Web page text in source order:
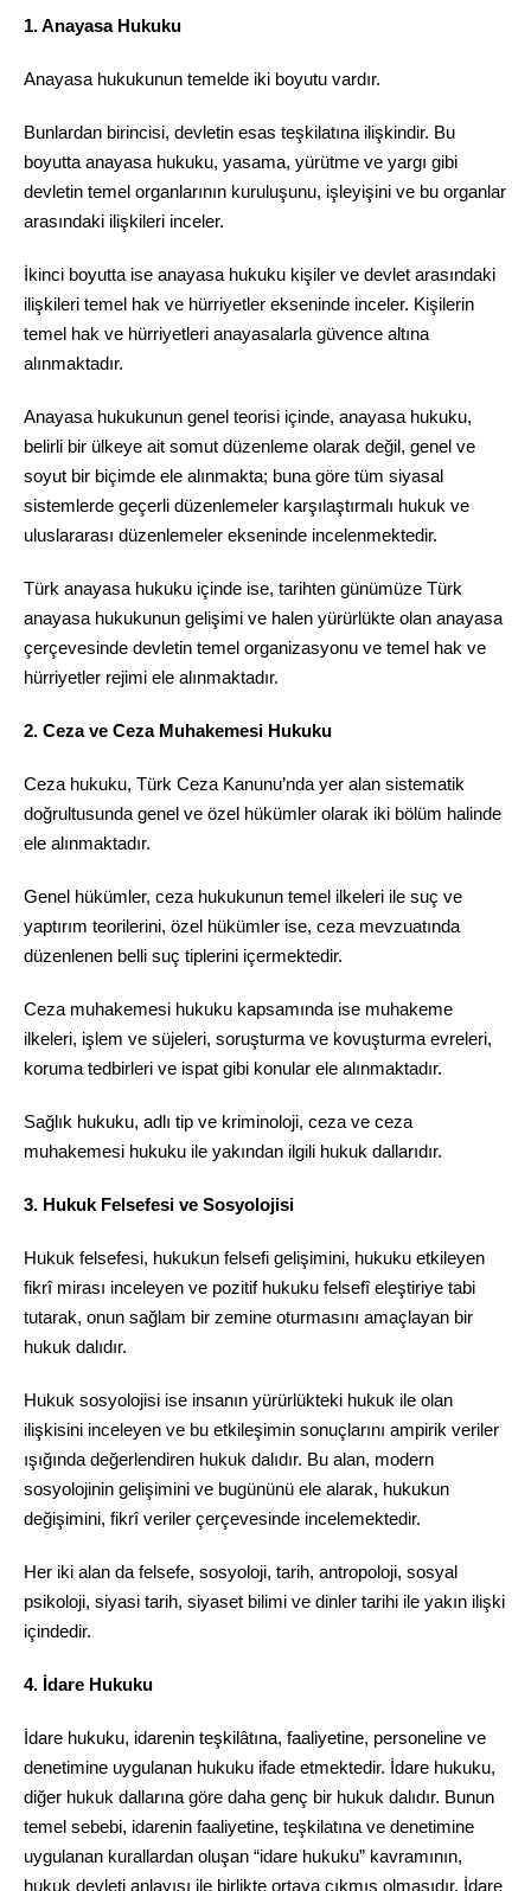
1. Anayasa Hukuku
Anayasa hukukunun temelde iki boyutu vardır.
Bunlardan birincisi, devletin esas teşkilatına ilişkindir. Bu
boyutta anayasa hukuku, yasama, yürütme ve yargı gibi
devletin temel organlarının kuruluşunu, işleyişini ve bu organlar
arasındaki ilişkileri inceler.
İkinci boyutta ise anayasa hukuku kişiler ve devlet arasındaki
ilişkileri temel hak ve hürriyetler ekseninde inceler. Kişilerin
temel hak ve hürriyetleri anayasalarla güvence altına
alınmaktadır.
Anayasa hukukunun genel teorisi içinde, anayasa hukuku,
belirli bir ülkeye ait somut düzenleme olarak değil, genel ve
soyut bir biçimde ele alınmakta; buna göre tüm siyasal
sistemlerde geçerli düzenlemeler karşılaştırmalı hukuk ve
uluslararası düzenlemeler ekseninde incelenmektedir.
Türk anayasa hukuku içinde ise, tarihten günümüze Türk
anayasa hukukunun gelişimi ve halen yürürlükte olan anayasa
çerçevesinde devletin temel organizasyonu ve temel hak ve
hürriyetler rejimi ele alınmaktadır.
2. Ceza ve Ceza Muhakemesi Hukuku
Ceza hukuku, Türk Ceza Kanunu’nda yer alan sistematik
doğrultusunda genel ve özel hükümler olarak iki bölüm halinde
ele alınmaktadır.
Genel hükümler, ceza hukukunun temel ilkeleri ile suç ve
yaptırım teorilerini, özel hükümler ise, ceza mevzuatında
düzenlenen belli suç tiplerini içermektedir.
Ceza muhakemesi hukuku kapsamında ise muhakeme
ilkeleri, işlem ve süjeleri, soruşturma ve kovuşturma evreleri,
koruma tedbirleri ve ispat gibi konular ele alınmaktadır.
Sağlık hukuku, adlı tip ve kriminoloji, ceza ve ceza
muhakemesi hukuku ile yakından ilgili hukuk dallarıdır.
3. Hukuk Felsefesi ve Sosyolojisi
Hukuk felsefesi, hukukun felsefi gelişimini, hukuku etkileyen
fikrî mirası inceleyen ve pozitif hukuku felsefî eleştiriye tabi
tutarak, onun sağlam bir zemine oturmasını amaçlayan bir
hukuk dalıdır.
Hukuk sosyolojisi ise insanın yürürlükteki hukuk ile olan
ilişkisini inceleyen ve bu etkileşimin sonuçlarını ampirik veriler
ışığında değerlendiren hukuk dalıdır. Bu alan, modern
sosyolojinin gelişimini ve bugününü ele alarak, hukukun
değişimini, fikrî veriler çerçevesinde incelemektedir.
Her iki alan da felsefe, sosyoloji, tarih, antropoloji, sosyal
psikoloji, siyasi tarih, siyaset bilimi ve dinler tarihi ile yakın ilişki
içindedir.
4. İdare Hukuku
İdare hukuku, idarenin teşkilâtına, faaliyetine, personeline ve
denetimine uygulanan hukuku ifade etmektedir. İdare hukuku,
diğer hukuk dallarına göre daha genç bir hukuk dalıdır. Bunun
temel sebebi, idarenin faaliyetine, teşkilatına ve denetimine
uygulanan kurallardan oluşan “idare hukuku” kavramının,
hukuk devleti anlayışı ile birlikte ortaya çıkmış olmasıdır. İdare